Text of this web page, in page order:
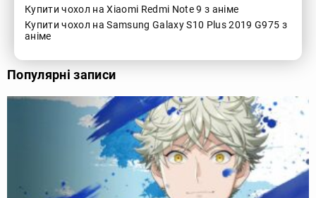
Купити чохол на Xiaomi Redmi Note 9 з аніме
Купити чохол на Samsung Galaxy S10 Plus 2019 G975 з
аніме
Популярні записи